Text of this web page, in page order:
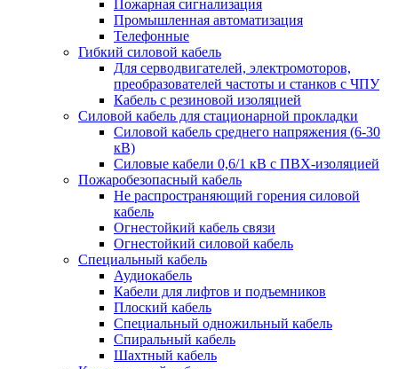
Пожарная сигнализация
Промышленная автоматизация
Телефонные
Гибкий силовой кабель
Для серводвигателей, электромоторов,
преобразователей частоты и станков с ЧПУ
Кабель с резиновой изоляцией
Силовой кабель для стационарной прокладки
Силовой кабель среднего напряжения (6-30
кВ)
Силовые кабели 0,6/1 кВ с ПВХ-изоляцией
Пожаробезопасный кабель
Не распространяющий горения силовой
кабель
Огнестойкий кабель связи
Огнестойкий силовой кабель
Специальный кабель
Аудиокабель
Кабели для лифтов и подъемников
Плоский кабель
Специальный одножильный кабель
Спиральный кабель
Шахтный кабель